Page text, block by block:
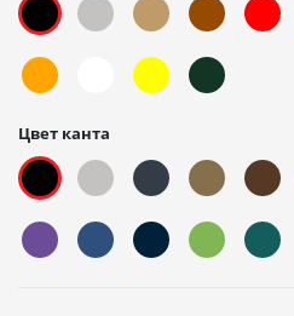
Цвет канта